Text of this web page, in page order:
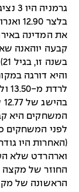
לפני המשחקים
וארהרדט שלא
הראשונה של